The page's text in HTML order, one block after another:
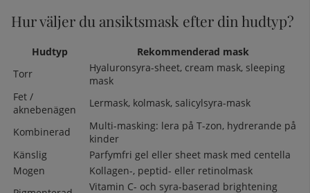
Hur väljer du ansiktsmask efter din hudtyp?
Hudtyp
Rekommenderad mask
Torr
Hyaluronsyra-sheet, cream mask, sleeping
mask
Fet /
aknebenägen
Lermask, kolmask, salicylsyra-mask
Kombinerad
Multi-masking: lera på T-zon, hydrerande på
kinder
Känslig
Parfymfri gel eller sheet mask med centella
Mogen
Kollagen-, peptid- eller retinolmask
Vitamin C- och syra-baserad brightening